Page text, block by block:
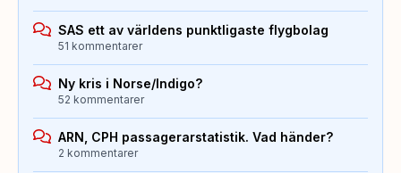
SAS ett av världens punktligaste flygbolag
51 kommentarer
Ny kris i Norse/Indigo?
52 kommentarer
ARN, CPH passagerarstatistik. Vad händer?
2 kommentarer